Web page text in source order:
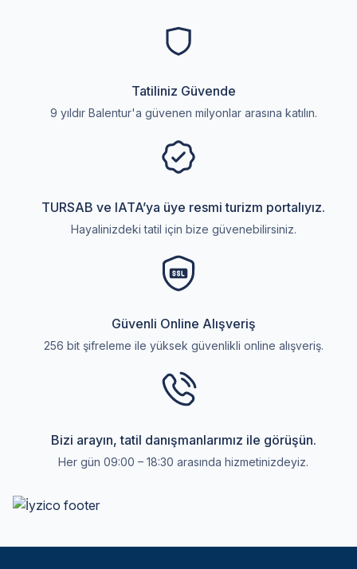
Tatiliniz Güvende
9 yıldır Balentur'a güvenen milyonlar arasına katılın.
TURSAB ve IATA’ya üye resmi turizm portalıyız.
Hayalinizdeki tatil için bize güvenebilirsiniz.
Güvenli Online Alışveriş
256 bit şifreleme ile yüksek güvenlikli online alışveriş.
Bizi arayın, tatil danışmanlarımız ile görüşün.
Her gün 09:00 – 18:30 arasında hizmetinizdeyiz.